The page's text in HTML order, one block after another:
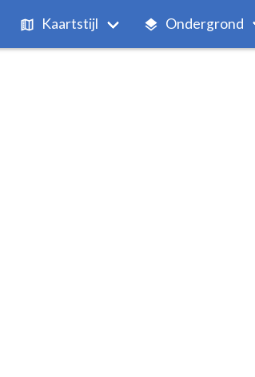
Kaartstijl Ondergrond